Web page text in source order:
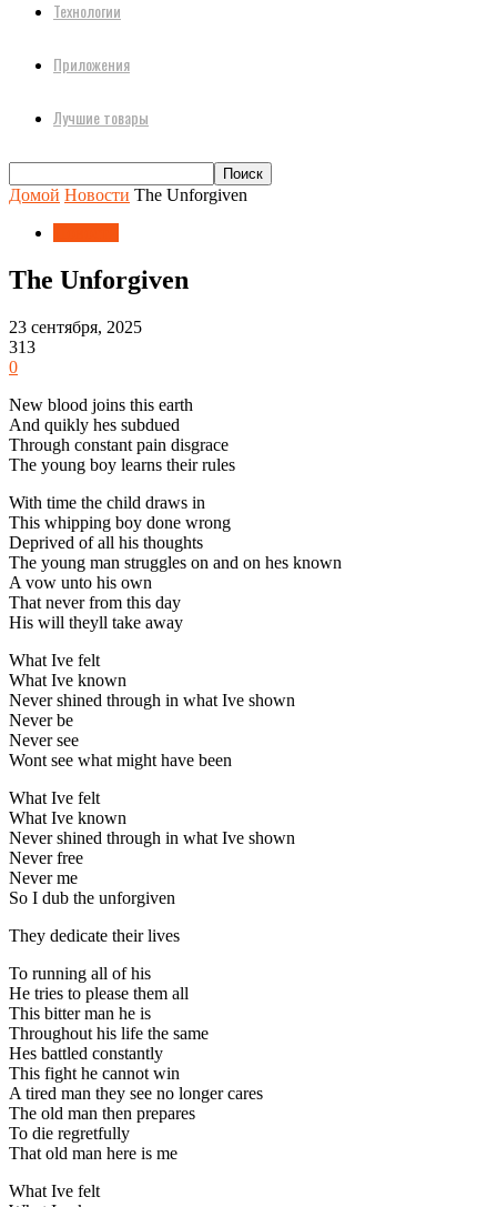
Технологии
Приложения
Лучшие товары
Домой Новости The Unforgiven
The Unforgiven
23 сентября, 2025
313
0
New blood joins this earth
And quikly hes subdued
Through constant pain disgrace
The young boy learns their rules
With time the child draws in
This whipping boy done wrong
Deprived of all his thoughts
The young man struggles on and on hes known
A vow unto his own
That never from this day
His will theyll take away
What Ive felt
What Ive known
Never shined through in what Ive shown
Never be
Never see
Wont see what might have been
What Ive felt
What Ive known
Never shined through in what Ive shown
Never free
Never me
So I dub the unforgiven
They dedicate their lives
To running all of his
He tries to please them all
This bitter man he is
Throughout his life the same
Hes battled constantly
This fight he cannot win
A tired man they see no longer cares
The old man then prepares
To die regretfully
That old man here is me
What Ive felt